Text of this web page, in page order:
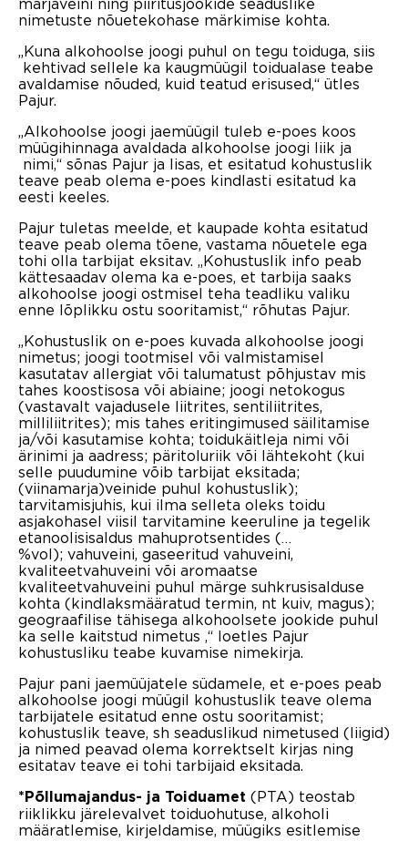
marjaveini ning piiritusjookide seaduslike
nimetuste nõuetekohase märkimise kohta.
„Kuna alkohoolse joogi puhul on tegu toiduga, siis
kehtivad sellele ka kaugmüügil toidualase teabe
avaldamise nõuded, kuid teatud erisused,“ ütles
Pajur.
„Alkohoolse joogi jaemüügil tuleb e-poes koos
müügihinnaga avaldada alkohoolse joogi liik ja
nimi,“ sõnas Pajur ja lisas, et esitatud kohustuslik
teave peab olema e-poes kindlasti esitatud ka
eesti keeles.
Pajur tuletas meelde, et kaupade kohta esitatud
teave peab olema tõene, vastama nõuetele ega
tohi olla tarbijat eksitav. „Kohustuslik info peab
kättesaadav olema ka e-poes, et tarbija saaks
alkohoolse joogi ostmisel teha teadliku valiku
enne lõplikku ostu sooritamist,“ rõhutas Pajur.
„Kohustuslik on e-poes kuvada alkohoolse joogi
nimetus; joogi tootmisel või valmistamisel
kasutatav allergiat või talumatust põhjustav mis
tahes koostisosa või abiaine; joogi netokogus
(vastavalt vajadusele liitrites, sentiliitrites,
milliliitrites); mis tahes eritingimused säilitamise
ja/või kasutamise kohta; toidukäitleja nimi või
ärinimi ja aadress; päritoluriik või lähtekoht (kui
selle puudumine võib tarbijat eksitada;
(viinamarja)veinide puhul kohustuslik);
tarvitamisjuhis, kui ilma selleta oleks toidu
asjakohasel viisil tarvitamine keeruline ja tegelik
etanoolisisaldus mahuprotsentides (…
%vol); vahuveini, gaseeritud vahuveini,
kvaliteetvahuveini või aromaatse
kvaliteetvahuveini puhul märge suhkrusisalduse
kohta (kindlaksmääratud termin, nt kuiv, magus);
geograafilise tähisega alkohoolsete jookide puhul
ka selle kaitstud nimetus ,“ loetles Pajur
kohustusliku teabe kuvamise nimekirja.
Pajur pani jaemüüjatele südamele, et e-poes peab
alkohoolse joogi müügil kohustuslik teave olema
tarbijatele esitatud enne ostu sooritamist;
kohustuslik teave, sh seaduslikud nimetused (liigid)
ja nimed peavad olema korrektselt kirjas ning
esitatav teave ei tohi tarbijaid eksitada.
*Põllumajandus- ja Toiduamet (PTA) teostab
riiklikku järelevalvet toiduohutuse, alkoholi
määratlemise, kirjeldamise, müügiks esitlemise